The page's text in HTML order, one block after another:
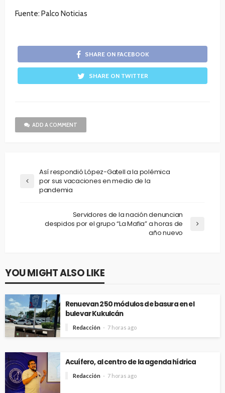
Fuente: Palco Noticias
SHARE ON FACEBOOK
SHARE ON TWITTER
ADD A COMMENT
Así respondió López-Gatell a la polémica
por sus vacaciones en medio de la
pandemia
Servidores de la nación denuncian
despidos por el grupo “La Mafia” a horas de
año nuevo
YOU MIGHT ALSO LIKE
Renuevan 250 módulos de basura en el
bulevar Kukulcán
Redacción 7 horas ago
Acuífero, al centro de la agenda hídrica
Redacción 7 horas ago